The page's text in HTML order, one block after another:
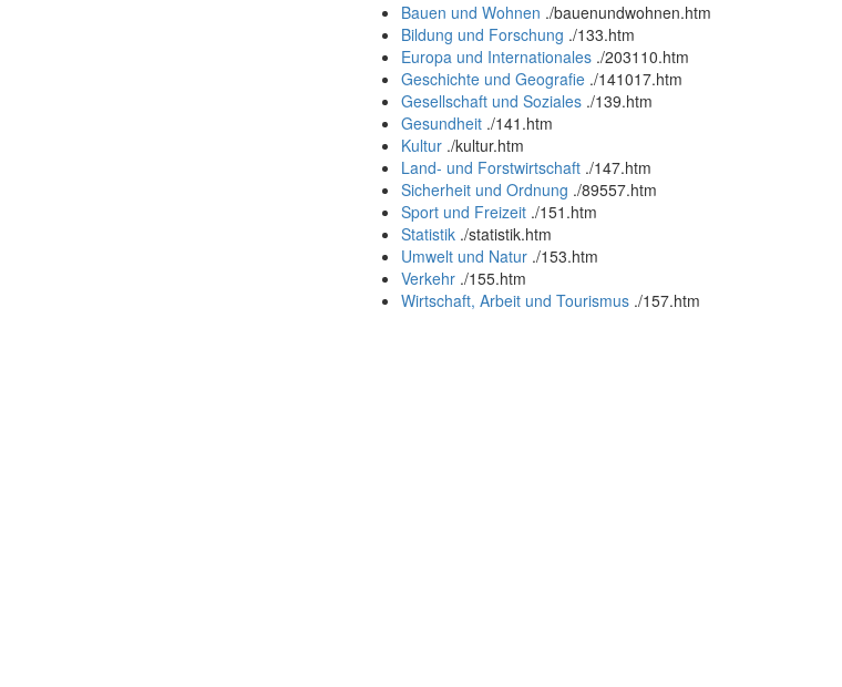
Bauen und Wohnen ./bauenundwohnen.htm
Bildung und Forschung ./133.htm
Europa und Internationales ./203110.htm
Geschichte und Geografie ./141017.htm
Gesellschaft und Soziales ./139.htm
Gesundheit ./141.htm
Kultur ./kultur.htm
Land- und Forstwirtschaft ./147.htm
Sicherheit und Ordnung ./89557.htm
Sport und Freizeit ./151.htm
Statistik ./statistik.htm
Umwelt und Natur ./153.htm
Verkehr ./155.htm
Wirtschaft, Arbeit und Tourismus ./157.htm